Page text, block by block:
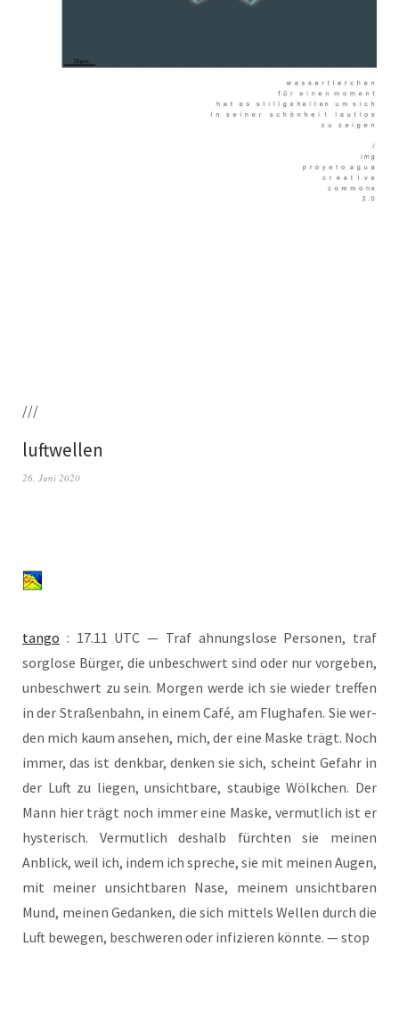
///
luftwellen
26. Juni 2020
tan­go : 17.11 UTC — Traf ahnungs­lo­se Per­so­nen, traf
sorg­lo­se Bür­ger, die unbe­schwert sind oder nur vor­ge­ben,
unbe­schwert zu sein. Mor­gen wer­de ich sie wie­der tref­fen
in der Stra­ßen­bahn, in einem Café, am Flug­ha­fen. Sie wer­
den mich kaum anse­hen, mich, der eine Mas­ke trägt. Noch
immer, das ist denk­bar, den­ken sie sich, scheint Gefahr in
der Luft zu lie­gen, unsicht­ba­re, stau­bi­ge Wölk­chen. Der
Mann hier trägt noch immer eine Mas­ke, ver­mut­lich ist er
hys­te­risch. Ver­mut­lich des­halb fürch­ten sie mei­nen
Anblick, weil ich, indem ich spre­che, sie mit mei­nen Augen,
mit mei­ner unsicht­ba­ren Nase, mei­nem unsicht­ba­ren
Mund, mei­nen Gedan­ken, die sich mit­tels Wel­len durch die
Luft bewe­gen, beschwe­ren oder infi­zie­ren könn­te. — stop